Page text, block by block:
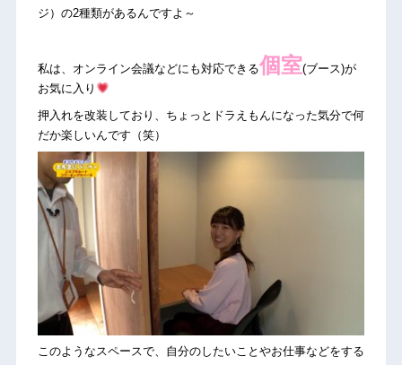
ジ）の2種類があるんですよ～
私は、オンライン会議などにも対応できる個室(ブース)が
お気に入り
押入れを改装しており、ちょっとドラえもんになった気分で何
だか楽しいんです（笑）
このようなスペースで、自分のしたいことやお仕事などをする